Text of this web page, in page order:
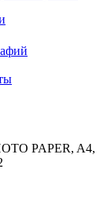
PAPER, A4,